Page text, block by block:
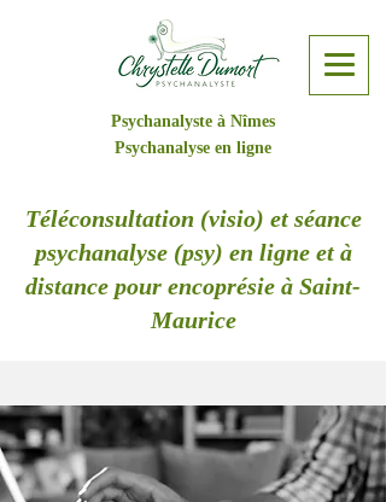
Psychanalyste à Nîmes
Psychanalyse en ligne
Téléconsultation (visio) et séance
psychanalyse (psy) en ligne et à
distance pour encoprésie à Saint-
Maurice